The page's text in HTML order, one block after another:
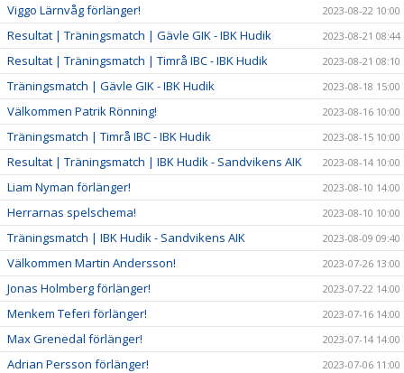
Viggo Lärnvåg förlänger! 2023-08-22 10:00
Resultat | Träningsmatch | Gävle GIK - IBK Hudik 2023-08-21 08:44
Resultat | Träningsmatch | Timrå IBC - IBK Hudik 2023-08-21 08:10
Träningsmatch | Gävle GIK - IBK Hudik 2023-08-18 15:00
Välkommen Patrik Rönning! 2023-08-16 10:00
Träningsmatch | Timrå IBC - IBK Hudik 2023-08-15 10:00
Resultat | Träningsmatch | IBK Hudik - Sandvikens AIK 2023-08-14 10:00
Liam Nyman förlänger! 2023-08-10 14:00
Herrarnas spelschema! 2023-08-10 10:00
Träningsmatch | IBK Hudik - Sandvikens AIK 2023-08-09 09:40
Välkommen Martin Andersson! 2023-07-26 13:00
Jonas Holmberg förlänger! 2023-07-22 14:00
Menkem Teferi förlänger! 2023-07-16 14:00
Max Grenedal förlänger! 2023-07-14 14:00
Adrian Persson förlänger! 2023-07-06 11:00